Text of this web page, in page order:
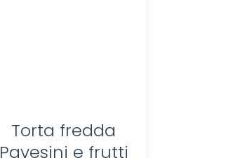
Torta fredda
Pavesini e frutti